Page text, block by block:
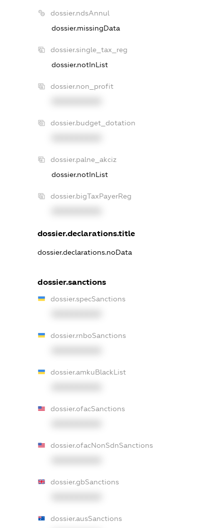
dossier.ndsAnnul
dossier.missingData
dossier.single_tax_reg
dossier.notInList
dossier.non_profit
dossier.budget_dotation
dossier.palne_akciz
dossier.notInList
dossier.bigTaxPayerReg
dossier.declarations.title
dossier.declarations.noData
dossier.sanctions
dossier.specSanctions
dossier.rnboSanctions
dossier.amkuBlackList
dossier.ofacSanctions
dossier.ofacNonSdnSanctions
dossier.gbSanctions
dossier.ausSanctions